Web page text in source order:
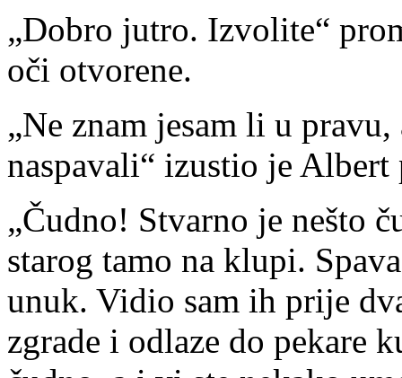
„Dobro jutro. Izvolite“
oči otvorene.
„Ne znam jesam li u
naspavali“ izustio je
„Čudno! Stvarno je nešto
starog tamo na klupi.
unuk. Vidio sam ih prije
zgrade i odlaze do pekare